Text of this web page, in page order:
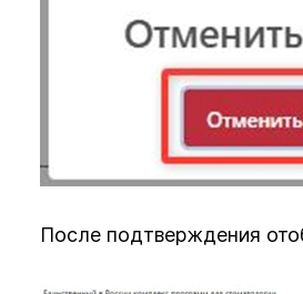
После подтверждения